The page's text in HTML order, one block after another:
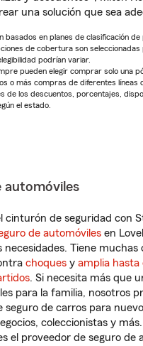
una solución que sea
basados en planes de clasificación
de cobertura son seleccionadas
podrían variar.
pueden elegir comprar solo una
o más compras de diferentes líneas
de los descuentos, porcentajes,
el estado.
automóviles
cinturón de seguridad con
de automóviles en
necesidades. Tiene muchas
choques y amplia hasta
. Si necesita más que
para la familia, nosotros
seguro de carros para
coleccionistas y
el proveedor de seguro de